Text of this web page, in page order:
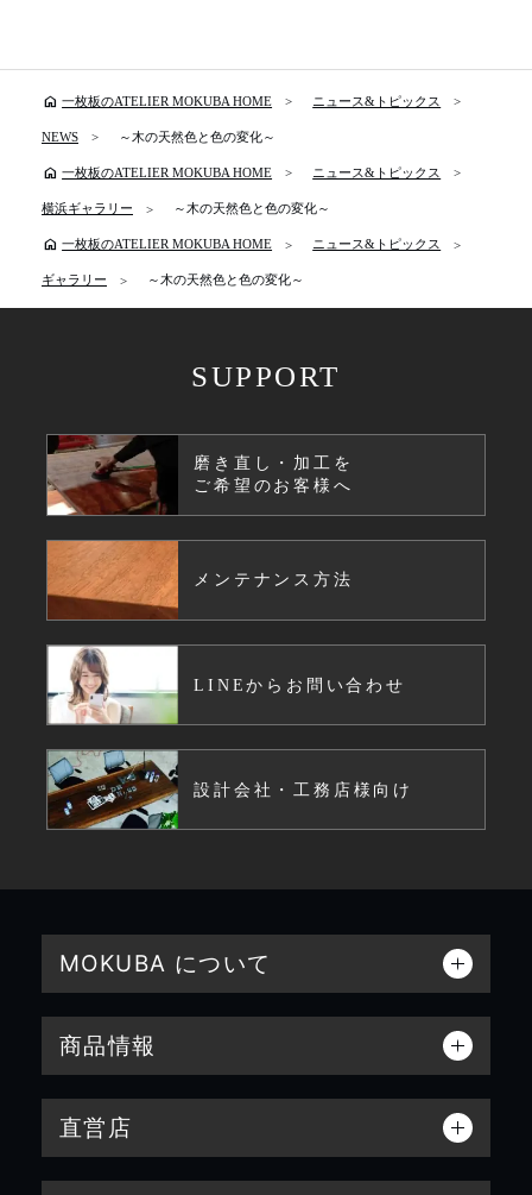
home 一枚板のATELIER MOKUBA HOME ニュース&トピックス
NEWS ～木の天然色と色の変化～
home 一枚板のATELIER MOKUBA HOME ニュース&トピックス
横浜ギャラリー ～木の天然色と色の変化～
home 一枚板のATELIER MOKUBA HOME ニュース&トピックス
ギャラリー ～木の天然色と色の変化～
SUPPORT
磨き直し・加工を
ご希望のお客様へ
メンテナンス方法
LINEからお問い合わせ
設計会社・工務店様向け
MOKUBA について
商品情報
直営店